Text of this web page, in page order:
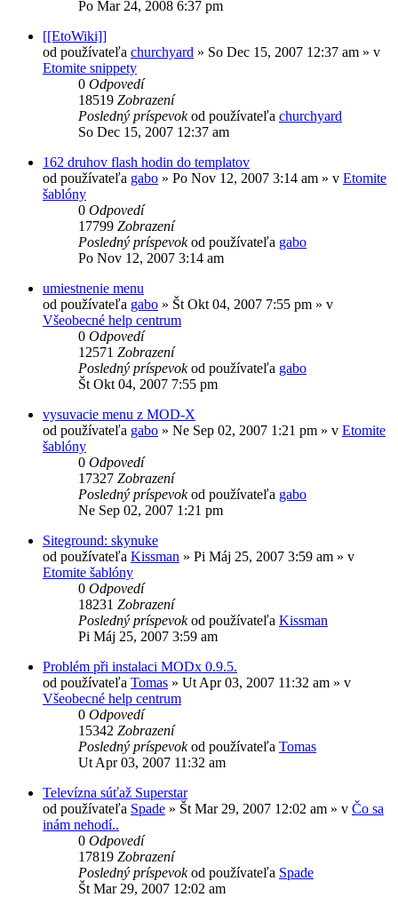
Po Mar 24, 2008 6:37 pm
[[EtoWiki]]
od používateľa churchyard » So Dec 15, 2007 12:37 am » v
Etomite snippety
0 Odpovedí
18519 Zobrazení
Posledný príspevokod používateľa churchyard
So Dec 15, 2007 12:37 am
162 druhov flash hodin do templatov
od používateľa gabo » Po Nov 12, 2007 3:14 am » v Etomite
šablóny
0 Odpovedí
17799 Zobrazení
Posledný príspevokod používateľa gabo
Po Nov 12, 2007 3:14 am
umiestnenie menu
od používateľa gabo » Št Okt 04, 2007 7:55 pm » v
Všeobecné help centrum
0 Odpovedí
12571 Zobrazení
Posledný príspevokod používateľa gabo
Št Okt 04, 2007 7:55 pm
vysuvacie menu z MOD-X
od používateľa gabo » Ne Sep 02, 2007 1:21 pm » v Etomite
šablóny
0 Odpovedí
17327 Zobrazení
Posledný príspevokod používateľa gabo
Ne Sep 02, 2007 1:21 pm
Siteground: skynuke
od používateľa Kissman » Pi Máj 25, 2007 3:59 am » v
Etomite šablóny
0 Odpovedí
18231 Zobrazení
Posledný príspevokod používateľa Kissman
Pi Máj 25, 2007 3:59 am
Problém při instalaci MODx 0.9.5.
od používateľa Tomas » Ut Apr 03, 2007 11:32 am » v
Všeobecné help centrum
0 Odpovedí
15342 Zobrazení
Posledný príspevokod používateľa Tomas
Ut Apr 03, 2007 11:32 am
Televízna súťaž Superstar
od používateľa Spade » Št Mar 29, 2007 12:02 am » v Čo sa
inám nehodí..
0 Odpovedí
17819 Zobrazení
Posledný príspevokod používateľa Spade
Št Mar 29, 2007 12:02 am